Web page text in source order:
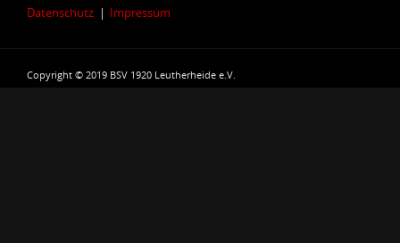
Datenschutz | Impressum
Copyright © 2019 BSV 1920 Leutherheide e.V.